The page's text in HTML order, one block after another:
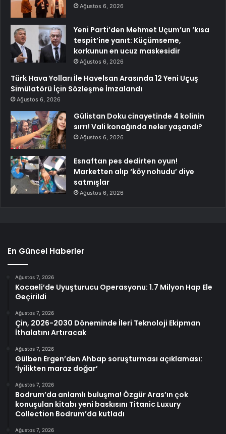
Ağustos 6, 2026
Yeni Parti’den Mehmet Uçum’un ‘kısa
tespit’ine yanıt: Küçümseme,
korkunun en ucuz maskesidir
Ağustos 6, 2026
Türk Hava Yolları İle Havelsan Arasında 12 Yeni Uçuş
Simülatörü İçin Sözleşme İmzalandı
Ağustos 6, 2026
Gülistan Doku cinayetinde 4 kolinin
sırrı! Vali konağında neler yaşandı?
Ağustos 6, 2026
Esnaftan pes dedirten oyun!
Marketten alıp ‘köy nohudu’ diye
satmışlar
Ağustos 6, 2026
En Güncel Haberler
Ağustos 7, 2026
Kocaeli’de Uyuşturucu Operasyonu: 1.7 Milyon Hap Ele
Geçirildi
Ağustos 7, 2026
Çin, 2026-2030 Döneminde İleri Teknoloji Ekipman
İthalatını Artıracak
Ağustos 7, 2026
Gülben Ergen’den Ahbap soruşturması açıklaması:
‘İyilikten maraz doğar’
Ağustos 7, 2026
Bodrum’da anlamlı buluşma! Özgür Aras’ın çok
konuşulan kitabı yeni baskısını Titanic Luxury
Collection Bodrum’da kutladı
Ağustos 7, 2026